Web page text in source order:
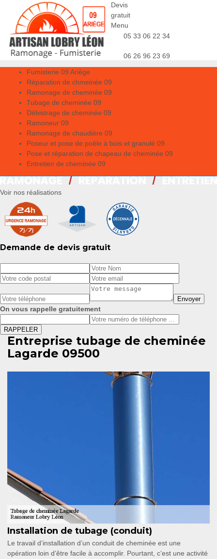
Devis
gratuit
Menu
05 33 06 22 34
06 26 96 23 69
Fumisterie 09 Ariège
Réparation de chmeinée 09
Ramonage de cheminée 09
Tubage de cheminée 09
Débistrage de cheminée 09
Ramoneur 09
Ramonage de chaudière 09
Poseur et pose de poêle à bois et granulé 09
Pose et réparation de chapeau de cheminée 09
Entretien de cheminée 09
Voir nos réalisations
Demande de devis gratuit
On vous rappelle gratuitement
Entreprise tubage de cheminée
Lagarde 09500
Installation de tubage (conduit)
Le travail d’installation d’un conduit de cheminée est une
opération loin d’être facile à accomplir. Pourtant, c’est une activité